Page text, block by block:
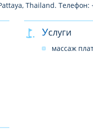
Thailand.
Услуги
массаж